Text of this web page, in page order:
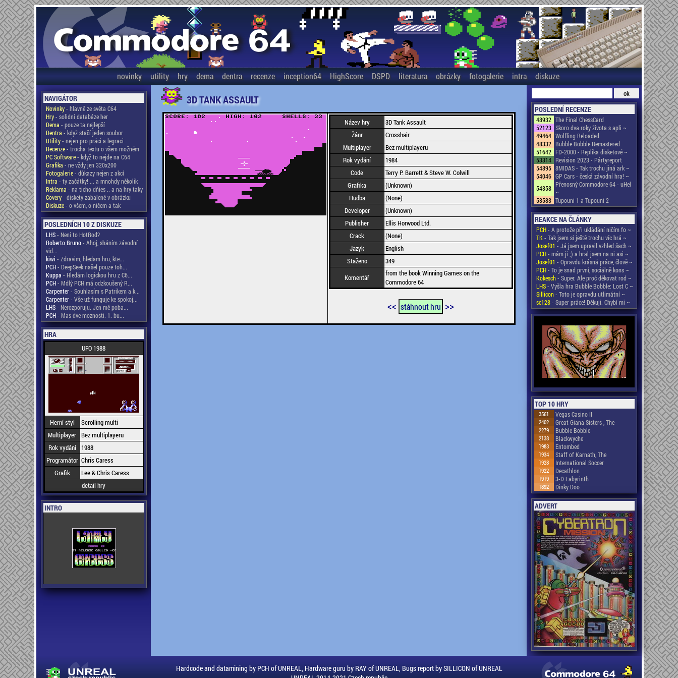
novinky utility hry dema dentra recenze inception64 HighScore DSPD literatura obrázky fotogalerie intra diskuze
NAVIGÁTOR
Novinky- hlavně ze světa C64
Hry- solidní databáze her
Dema - pouze ta nejlepší
Dentra - když stačí jeden soubor
Utility- nejen pro práci a legraci
Recenze- trocha textu o všem možném
PC Software- když to nejde na C64
Grafika - ne vždy jen 320x200
Fotogalerie- důkazy nejen z akcí
Intra - ty začátky! ... a mnohdy několik
Reklama - na ticho dňies .. a na hry taky
Covery- diskety zabalené v obrázku
Diskuze- o všem, o ničem a tak
POSLEDNÍCH 10 Z DISKUZE
LHS- Není to HotRod?
Roberto Bruno- Ahoj, sháním závodní
vid...
kiwi - Zdravim, hledam hru, kte...
PCH- DeepSeek našel pouze toh...
Kuppa - Hledám logickou hru z C6...
PCH- Mdlý PCH má odzkoušený R...
Carpenter- Souhlasím s Patrikem a k...
Carpenter- Vše už funguje ke spokoj...
LHS- Nerozporuju. Jen mě poba...
PCH- Mas dve moznosti. 1. bu...
HRA
UFO 1988
Herní styl
Scrolling multi
Multiplayer Bez multiplayeru
Rok vydání
1988
Programátor Chris Caress
Grafik
Lee & Chris Caress
detail hry
INTRO
3D TANK ASSAULT
Název hry
3D Tank Assault
Žánr
Crosshair
Multiplayer
Bez multiplayeru
Rok vydání
1984
Code
Terry P. Barrett & Steve W. Colwill
Grafika
(Unknown)
Hudba
(None)
Developer
(Unknown)
Publisher
Ellis Horwood Ltd.
Crack
(None)
Jazyk
English
Staženo
349
Komentář
from the book Winning Games on the
Commodore 64
<< stáhnout hru >>
POSLEDNÍ RECENZE
48932 The Final ChessCard
52123 Skoro dva roky života s apli ~
49464 Wolfling Reloaded
48332 Bubble Bobble Remastered
51642 FD-2000 - Replika disketové ~
53314 Revision 2023 - Pártyreport
54895 8MIDAS - Tak trochu jiná ark ~
54046 GP Cars - česká závodní hra! ~
54358 Přenosný Commodore 64 - uHel
~
53583 Tupouni 1 a Tupouni 2
REAKCE NA ČLÁNKY
PCH- A protože při ukládání ničím fo ~
TK- Tak jsem si ještě trochu víc hrá ~
Josef01 - Já jsem upravil vzhled šach ~
PCH- mám ji ;) a hral jsem na ni asi ~
Josef01 - Opravdu krásná práce, člově ~
PCH- To je snad první, sociálně kons ~
Kokesch- Super. Ale proč děkovat rod ~
LHS- Vyšla hra Bubble Bobble: Lost C ~
Sillicon- Toto je opravdu utlimátní ~
sc128- Super práce! Děkuji. Chybí mi ~
TOP 10 HRY
3561 Vegas Casino II
2402 Great Giana Sisters , The
2279 Bubble Bobble
2138 Blackwyche
1983 Entombed
1934 Staff of Karnath, The
1928 International Soccer
1922 Decathlon
1919 3-D Labyrinth
1892 Dinky Doo
ADVERT
Hardcode and datamining by PCH of UNREAL, Hardware guru by RAY of UNREAL, Bugs report by SILLICON of UNREAL